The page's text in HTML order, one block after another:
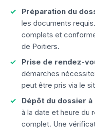
Préparation du
les documents
complets et
de Poitiers.
Prise de rendez-
démarches
peut être pris via le
Dépôt du dossier
à la date et heure du
complet. Une